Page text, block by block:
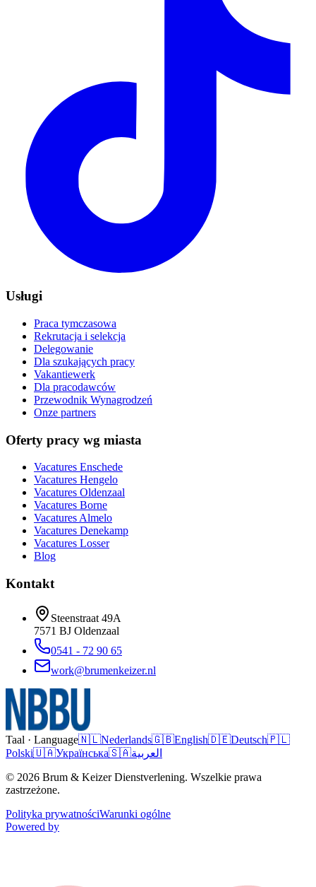
Usługi
Praca tymczasowa
Rekrutacja i selekcja
Delegowanie
Dla szukających pracy
Vakantiewerk
Dla pracodawców
Przewodnik Wynagrodzeń
Onze partners
Oferty pracy wg miasta
Vacatures Enschede
Vacatures Hengelo
Vacatures Oldenzaal
Vacatures Borne
Vacatures Almelo
Vacatures Denekamp
Vacatures Losser
Blog
Kontakt
Steenstraat 49A
7571 BJ Oldenzaal
0541 - 72 90 65
work@brumenkeizer.nl
Taal · Language🇳🇱Nederlands🇬🇧English🇩🇪Deutsch🇵🇱
Polski🇺🇦Українська🇸🇦العربية
© 2026 Brum & Keizer Dienstverlening. Wszelkie prawa
zastrzeżone.
Polityka prywatnościWarunki ogólne
Powered by